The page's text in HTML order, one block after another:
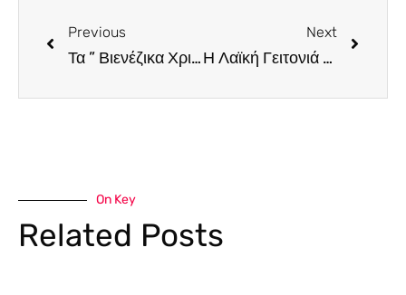
Previous
Τα ” Βιενέζικα Χριστούγεννα ” στο Παττίχειο Δημοτικό Θέατρο
Next
Η Λαϊκή Γειτονιά Λευκωσίας μετατρέπεται σε ένα ευρωπαϊκών προδιαγραφών Χριστουγεννιάτικο Χωριό
On Key
Related Posts